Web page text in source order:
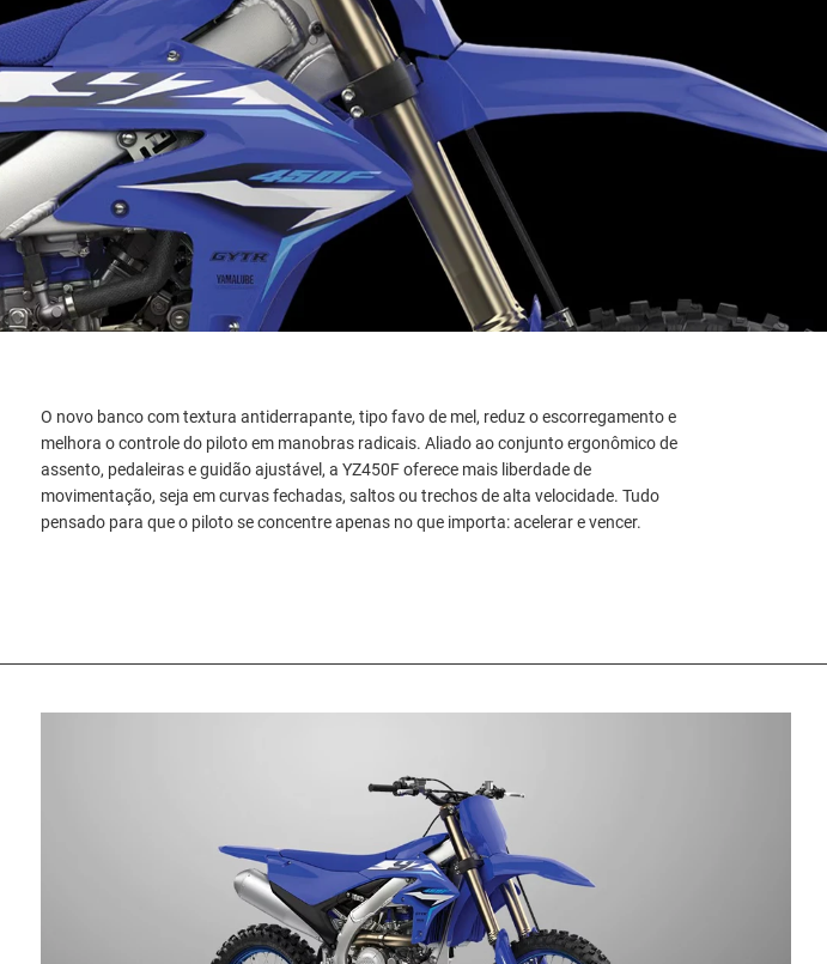
O novo banco com textura antiderrapante, tipo favo de mel, reduz o escorregamento e
melhora o controle do piloto em manobras radicais. Aliado ao conjunto ergonômico de
assento, pedaleiras e guidão ajustável, a YZ450F oferece mais liberdade de
movimentação, seja em curvas fechadas, saltos ou trechos de alta velocidade. Tudo
pensado para que o piloto se concentre apenas no que importa: acelerar e vencer.